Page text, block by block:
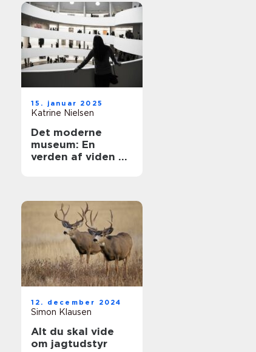
15. januar 2025
Katrine Nielsen
Det moderne
museum: En
verden af viden og
12. december 2024
Simon Klausen
Alt du skal vide
om jagtudstyr